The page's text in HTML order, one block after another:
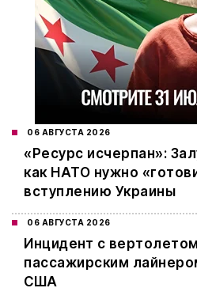
06 АВГУСТА 2026
«Ресурс исчерпан»:
как НАТО нужно
вступлению Украины
06 АВГУСТА 2026
Инцидент с
пассажирским
США